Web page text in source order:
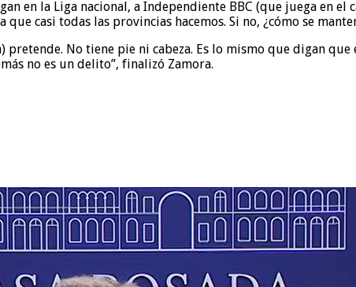
en la Liga nacional, a Independiente BBC (que juega en el
casi todas las provincias hacemos. Si no, ¿cómo se
No tiene pie ni cabeza. Es lo mismo que digan
no es un delito”, finalizó Zamora.